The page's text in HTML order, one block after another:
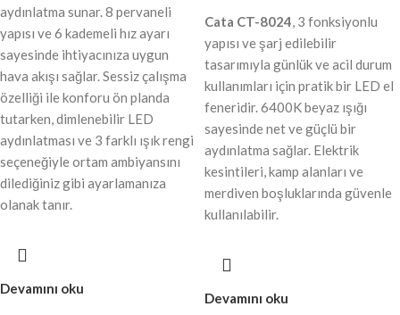
aydınlatma sunar. 8 pervaneli
yapısı ve 6 kademeli hız ayarı
sayesinde ihtiyacınıza uygun
hava akışı sağlar. Sessiz çalışma
özelliği ile konforu ön planda
tutarken, dimlenebilir LED
aydınlatması ve 3 farklı ışık rengi
seçeneğiyle ortam ambiyansını
dilediğiniz gibi ayarlamanıza
olanak tanır.
Devamını oku
Cata CT-8024, 3 fonksiyonlu
yapısı ve şarj edilebilir
tasarımıyla günlük ve acil durum
kullanımları için pratik bir LED el
feneridir. 6400K beyaz ışığı
sayesinde net ve güçlü bir
aydınlatma sağlar. Elektrik
kesintileri, kamp alanları ve
merdiven boşluklarında güvenle
kullanılabilir.
Devamını oku